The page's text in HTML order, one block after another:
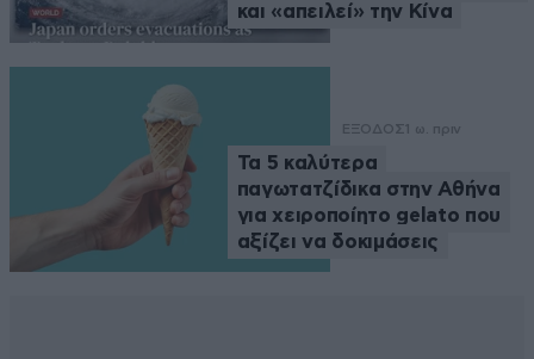
και «απειλεί» την Κίνα
ΕΞΟΔΟΣ 1 ω. πριν
Τα 5 καλύτερα
παγωτατζίδικα στην Αθήνα
για χειροποίητο gelato που
αξίζει να δοκιμάσεις